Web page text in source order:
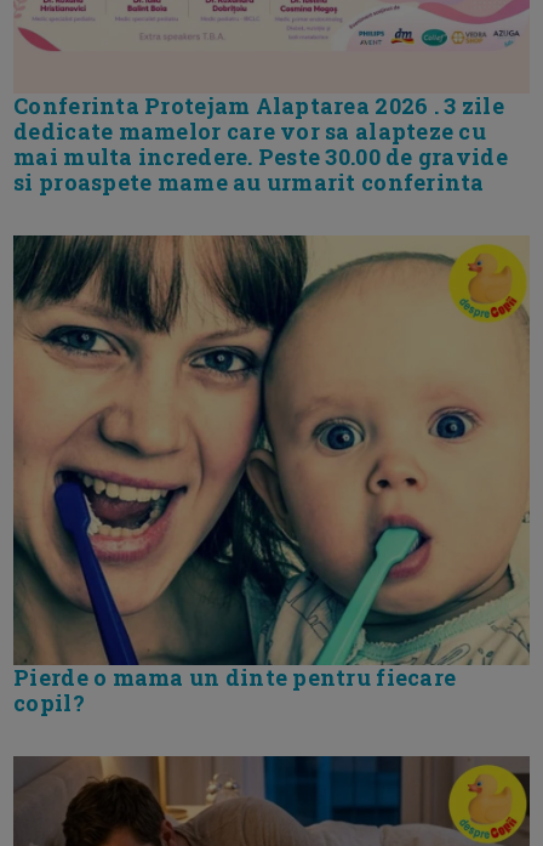
Conferinta Protejam Alaptarea 2026 . 3 zile
dedicate mamelor care vor sa alapteze cu
mai multa incredere. Peste 30.00 de gravide
si proaspete mame au urmarit conferinta
Pierde o mama un dinte pentru fiecare
copil?